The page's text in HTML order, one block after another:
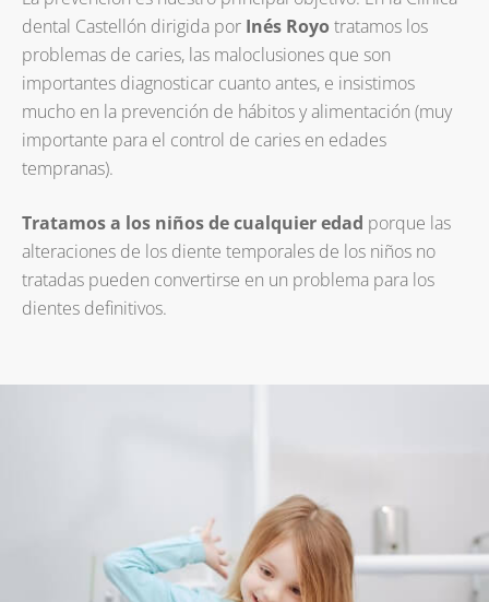
dental Castellón dirigida por Inés Royotratamos los
problemas de caries, las maloclusiones que son
importantes diagnosticar cuanto antes, e insistimos
mucho en la prevención de hábitos y alimentación (muy
importante para el control de caries en edades
tempranas).
Tratamos a los niños de cualquier edad porque las
alteraciones de los diente temporales de los niños no
tratadas pueden convertirse en un problema para los
dientes definitivos.